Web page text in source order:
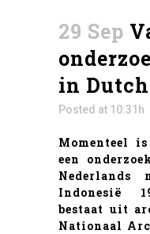
29 Sep
in
Posted at 10:31h
Momenteel
een
Indonesië
bestaat uit
Nationaal